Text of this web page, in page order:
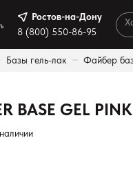
Ростов-на-Дону
8 (800) 550-86-95
Базы гель-лак Файбер
BASE GEL